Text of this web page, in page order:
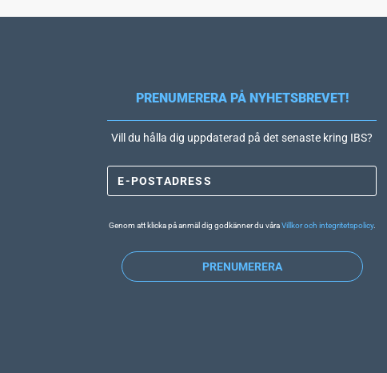
PRENUMERERA PÅ NYHETSBREVET!
Vill du hålla dig uppdaterad på det senaste kring IBS?
Genom att klicka på anmäl dig godkänner du våraVillkor och integritetspolicy.